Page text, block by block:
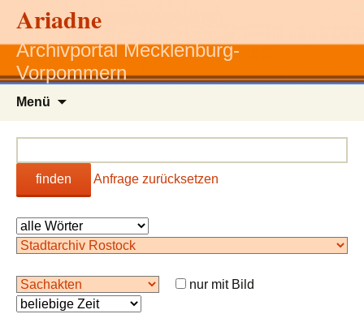
Ariadne
Archivportal Mecklenburg-
Vorpommern
Menü
finden Anfrage zurücksetzen
nur mit Bild